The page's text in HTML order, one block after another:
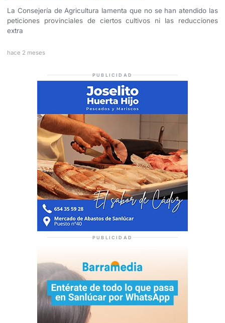
La Consejería de Agricultura lamenta que no se han atendido las
peticiones provinciales de ciertos cultivos ni las reducciones
extra
hace 2 meses
PUBLICIDAD
PUBLICIDAD